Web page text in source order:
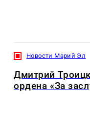
Новости Марий Эл
Дмитрий
ордена «За